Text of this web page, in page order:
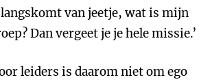
van jeetje, wat is mijn
Dan vergeet je je hele missie.’
leiders is daarom niet om ego